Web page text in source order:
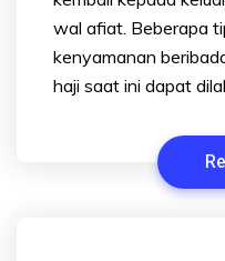
wal afiat. Beberapa
kenyamanan
haji saat ini dapat